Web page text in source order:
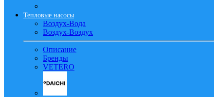
Тепловые насосы
Воздух-Вода
Воздух-Воздух
Описание
Бренды
VETERO